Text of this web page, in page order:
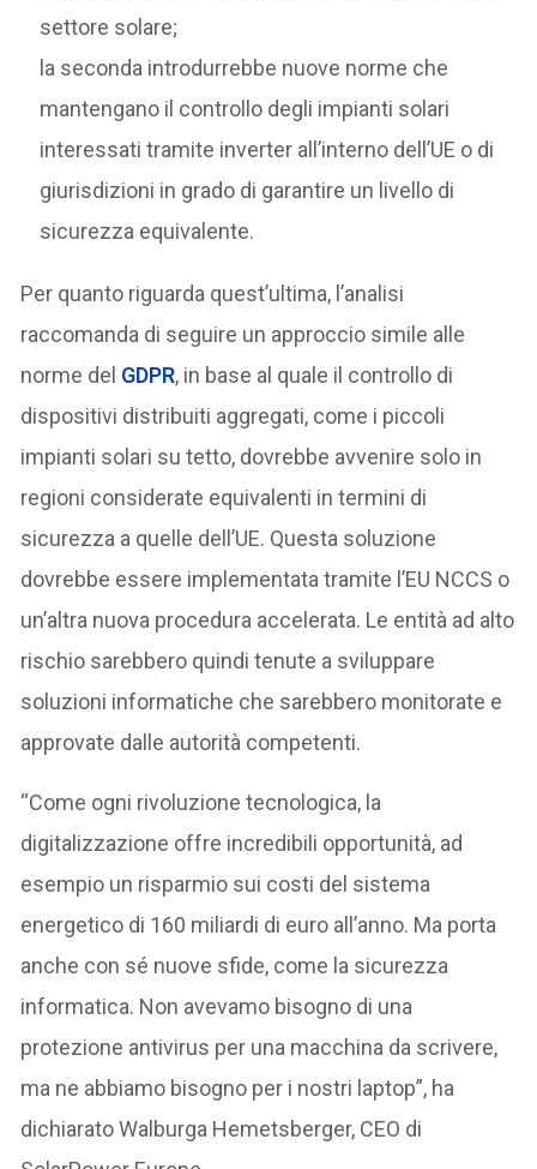
settore solare;
la seconda introdurrebbe nuove norme che
mantengano il controllo degli impianti solari
interessati tramite inverter all’interno dell’UE o di
giurisdizioni in grado di garantire un livello di
sicurezza equivalente.
Per quanto riguarda quest’ultima, l’analisi
raccomanda di seguire un approccio simile alle
norme del GDPR, in base al quale il controllo di
dispositivi distribuiti aggregati, come i piccoli
impianti solari su tetto, dovrebbe avvenire solo in
regioni considerate equivalenti in termini di
sicurezza a quelle dell’UE. Questa soluzione
dovrebbe essere implementata tramite l’EU NCCS o
un’altra nuova procedura accelerata. Le entità ad alto
rischio sarebbero quindi tenute a sviluppare
soluzioni informatiche che sarebbero monitorate e
approvate dalle autorità competenti.
“Come ogni rivoluzione tecnologica, la
digitalizzazione offre incredibili opportunità, ad
esempio un risparmio sui costi del sistema
energetico di 160 miliardi di euro all’anno. Ma porta
anche con sé nuove sfide, come la sicurezza
informatica. Non avevamo bisogno di una
protezione antivirus per una macchina da scrivere,
ma ne abbiamo bisogno per i nostri laptop”, ha
dichiarato Walburga Hemetsberger, CEO di